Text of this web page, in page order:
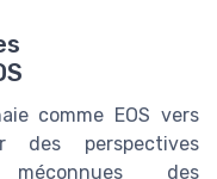
comme EOS vers
des perspectives
méconnues des